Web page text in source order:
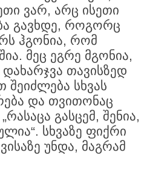
ვარ, არც ისეთი
გავხდე, როგორც
ჰგონია, რომ
მეც ეგრე მგონია,
თავისზედ
შეიძლება სხვას
და თვითონაც
გასცემ, შენია,
სხვაზე ფიქრი
უნდა, მაგრამ